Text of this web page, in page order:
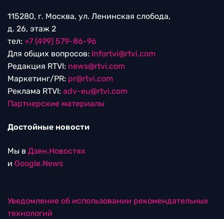
115280, г. Москва, ул. Ленинская слобода,
д. 26, этаж 2
тел: +7 (499) 579-86-96
Для общих вопросов: Infortvi@rtvi.com
Редакция RTVI: news@rtvi.com
Маркетинг/PR: pr@rtvi.com
Реклама RTVI: adv-eu@rtvi.com
Партнерские материалы
Достойные новости
Мы в Дзен.Новостях
и Google.News
Уведомление об использовании рекомендательных
технологий